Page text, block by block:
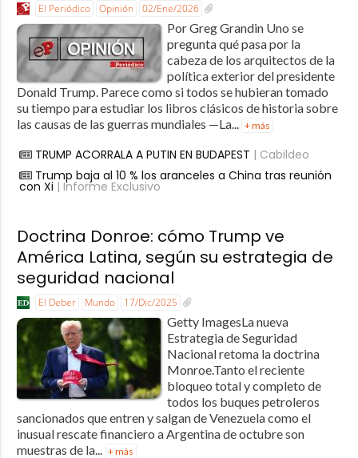
El Periódico Opinión 02/Ene/2026
Por Greg Grandin Uno se
pregunta qué pasa por la
cabeza de los arquitectos de la
política exterior del presidente
Donald Trump. Parece como si todos se hubieran tomado
su tiempo para estudiar los libros clásicos de historia sobre
las causas de las guerras mundiales —La... + más
TRUMP ACORRALA A PUTIN EN BUDAPEST | Cabildeo
Trump baja al 10 % los aranceles a China tras reunión
con Xi | Informe Exclusivo
Doctrina Donroe: cómo Trump ve
América Latina, según su estrategia de
seguridad nacional
El Deber Mundo 17/Dic/2025
Getty ImagesLa nueva
Estrategia de Seguridad
Nacional retoma la doctrina
Monroe.Tanto el reciente
bloqueo total y completo de
todos los buques petroleros
sancionados que entren y salgan de Venezuela como el
inusual rescate financiero a Argentina de octubre son
muestras de la... + más